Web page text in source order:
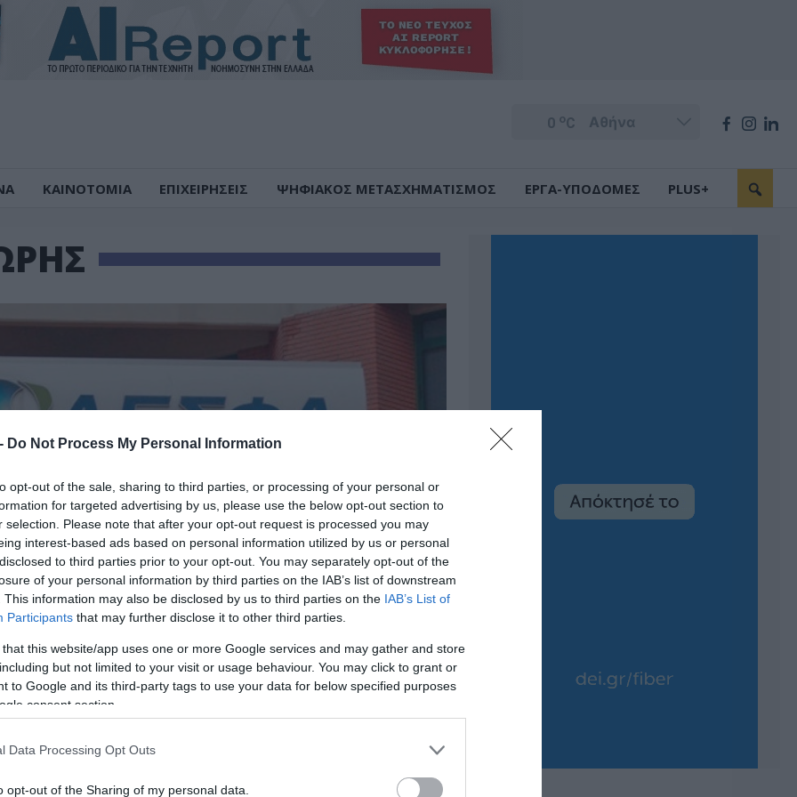
Do Not Process My Personal Information
opt-out of the sale, sharing to third parties, or processing of your personal or
for targeted advertising by us, please use the below opt-out section to
selection. Please note that after your opt-out request is processed you may
interest-based ads based on personal information utilized by us or personal
to third parties prior to your opt-out. You may separately opt-out of the
of your personal information by third parties on the IAB’s list of downstream
This information may also be disclosed by us to third parties on the IAB’s List of
Participants that may further disclose it to other third parties.
that this website/app uses one or more Google services and may gather and store
but not limited to your visit or usage behaviour. You may click to grant or
to Google and its third-party tags to use your data for below specified purposes
consent section.
Data Processing Opt Outs
opt-out of the Sharing of my personal data.
0 oC
ΚΑΙΝΟΤΟΜΙΑ ΕΠΙΧΕΙΡΗΣΕΙΣ ΨΗΦΙΑΚΟΣ ΜΕΤΑΣΧΗΜΑΤΙΣΜΟΣ ΕΡΓΑ-ΥΠΟΔΟΜΕΣ PLUS+